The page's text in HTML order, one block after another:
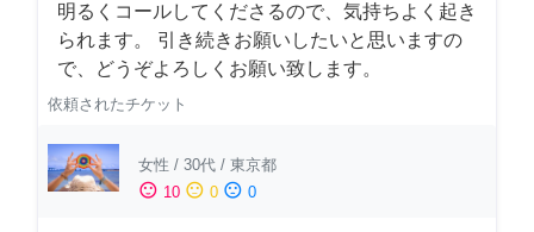
明るくコールしてくださるので、気持ちよく起き
られます。 引き続きお願いしたいと思いますの
で、どうぞよろしくお願い致します。
依頼されたチケット
女性 / 30代 / 東京都
sentiment_satisfied 10 sentiment_neutral 0 sentiment_dissatisfied 0